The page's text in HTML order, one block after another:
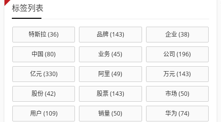
标签列表
特斯拉(36) 品牌(143) 企业(38)
中国 (80) 业务(45) 公司 (196)
亿元(330) 阿里 (49) 万元(143)
股份(42) 股票(143) 市场(50)
用户 (109) 销量(50) 华为 (74)